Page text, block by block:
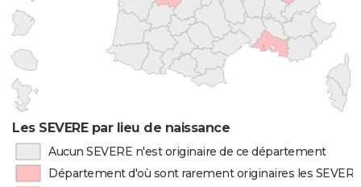
Les SEVERE par lieu de naissance
Aucun SEVERE n'est originaire de ce département
Département d'où sont rarement originaires les SEVERE